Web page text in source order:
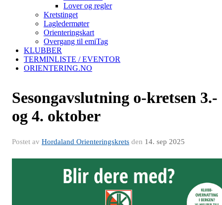
Lover og regler
Kretstinget
Lagledermøter
Orienteringskart
Overgang til emiTag
KLUBBER
TERMINLISTE / EVENTOR
ORIENTERING.NO
Sesongavslutning o-kretsen 3.-
og 4. oktober
Postet av Hordaland Orienteringskrets den 14. sep 2025